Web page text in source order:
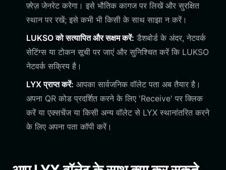
फ़्रेज़ जेनरेट करेगा। इसे भौतिक कागज पर लिखें और सुरक्षित
स्थान पर रखें; इसे कभी भी किसी के साथ साझा न करें।
LUKSO को सत्यापित और सक्षम करें: डैशबोर्ड के अंदर, नेटवर्क
सेटिंग्स या टोकन सूची पर जाएं और सुनिश्चित करें कि LUKSO
नेटवर्क सक्रिय है।
LYX प्राप्त करें: आपका सार्वजनिक वॉलेट पता अब तैयार है।
अपना QR कोड प्रदर्शित करने के लिए 'Receive' पर क्लिक
करें या एक्सचेंज या किसी अन्य वॉलेट से LYX स्थानांतरित करने
के लिए अपना पता कॉपी करें।